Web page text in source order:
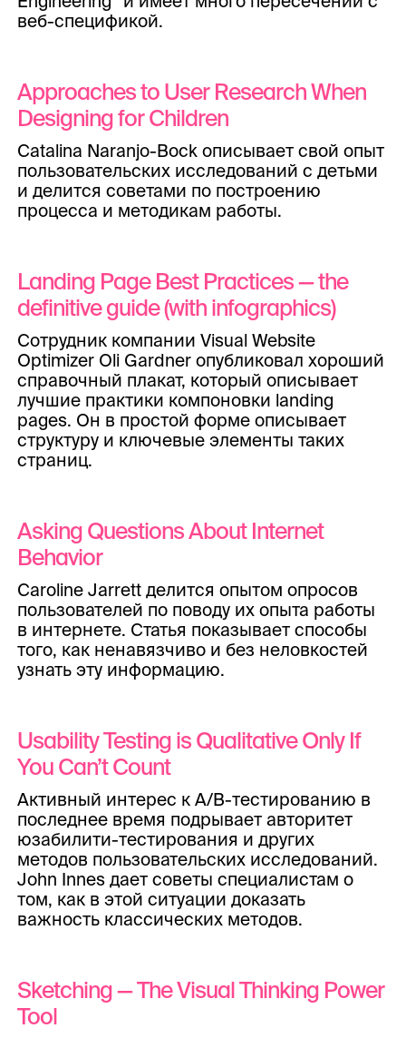
веб-спецификой.
Approaches to User Research When
Designing for Children
Catalina Naranjo-Bock описывает свой опыт
пользовательских исследований с детьми
и делится советами по построению
процесса и методикам работы.
Landing Page Best Practices — the
definitive guide (with infographics)
Сотрудник компании Visual Website
Optimizer Oli Gardner опубликовал хороший
справочный плакат, который описывает
лучшие практики компоновки landing
pages. Он в простой форме описывает
структуру и ключевые элементы таких
страниц.
Asking Questions About Internet
Behavior
Caroline Jarrett делится опытом опросов
пользователей по поводу их опыта работы
в интернете. Статья показывает способы
того, как ненавязчиво и без неловкостей
узнать эту информацию.
Usability Testing is Qualitative Only If
You Can’t Count
Активный интерес к A/B-тестированию в
последнее время подрывает авторитет
юзабилити-тестирования и других
методов пользовательских исследований.
John Innes дает советы специалистам о
том, как в этой ситуации доказать
важность классических методов.
Sketching — The Visual Thinking Power
Tool